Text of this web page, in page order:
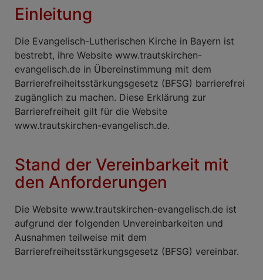
Einleitung
Die Evangelisch-Lutherischen Kirche in Bayern ist
bestrebt, ihre Website www.trautskirchen-
evangelisch.de in Übereinstimmung mit dem
Barrierefreiheitsstärkungsgesetz (BFSG) barrierefrei
zugänglich zu machen. Diese Erklärung zur
Barrierefreiheit gilt für die Website
www.trautskirchen-evangelisch.de.
Stand der Vereinbarkeit mit
den Anforderungen
Die Website www.trautskirchen-evangelisch.de ist
aufgrund der folgenden Unvereinbarkeiten und
Ausnahmen teilweise mit dem
Barrierefreiheitsstärkungsgesetz (BFSG) vereinbar.